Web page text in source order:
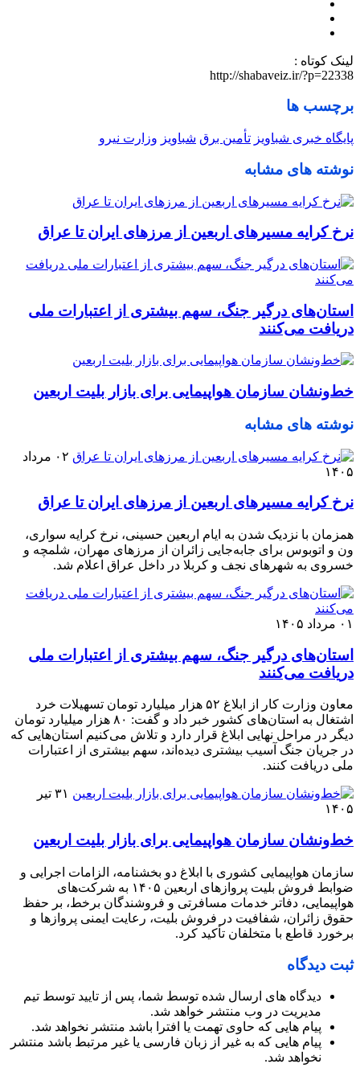
لینک کوتاه :
http://shabaveiz.ir/?p=22338
برچسب ها
پایگاه خبری شباویز تأمین برق شباویز وزارت نیرو
نوشته های مشابه
نرخ کرایه مسیرهای اربعین از مرزهای ایران تا عراق
استان‌های درگیر جنگ، سهم بیشتری از اعتبارات ملی
دریافت می‌کنند
خط‌ونشان سازمان هواپیمایی برای بازار بلیت اربعین
نوشته های مشابه
۰۲ مرداد
۱۴۰۵
نرخ کرایه مسیرهای اربعین از مرزهای ایران تا عراق
همزمان با نزدیک شدن به ایام اربعین حسینی، نرخ کرایه سواری،
ون و اتوبوس برای جابه‌جایی زائران از مرزهای مهران، شلمچه و
خسروی به شهرهای نجف و کربلا در داخل عراق اعلام شد.
۰۱ مرداد ۱۴۰۵
استان‌های درگیر جنگ، سهم بیشتری از اعتبارات ملی
دریافت می‌کنند
معاون وزارت کار از ابلاغ ۵۲ هزار میلیارد تومان تسهیلات خرد
اشتغال به استان‌های کشور خبر داد و گفت: ۸۰ هزار میلیارد تومان
دیگر در مراحل نهایی ابلاغ قرار دارد و تلاش می‌کنیم استان‌هایی که
در جریان جنگ آسیب بیشتری دیده‌اند، سهم بیشتری از اعتبارات
ملی دریافت کنند.
۳۱ تیر
۱۴۰۵
خط‌ونشان سازمان هواپیمایی برای بازار بلیت اربعین
سازمان هواپیمایی کشوری با ابلاغ دو بخشنامه، الزامات اجرایی و
ضوابط فروش بلیت پروازهای اربعین ۱۴۰۵ به شرکت‌های
هواپیمایی، دفاتر خدمات مسافرتی و فروشندگان برخط، بر حفظ
حقوق زائران، شفافیت در فروش بلیت، رعایت ایمنی پروازها و
برخورد قاطع با متخلفان تأکید کرد.
ثبت دیدگاه
دیدگاه های ارسال شده توسط شما، پس از تایید توسط تیم
مدیریت در وب منتشر خواهد شد.
پیام هایی که حاوی تهمت یا افترا باشد منتشر نخواهد شد.
پیام هایی که به غیر از زبان فارسی یا غیر مرتبط باشد منتشر
نخواهد شد.